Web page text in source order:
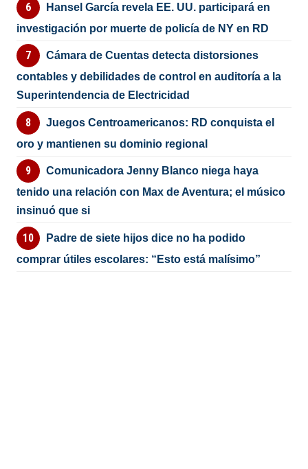
Hansel García revela EE. UU. participará en
investigación por muerte de policía de NY en RD
Cámara de Cuentas detecta distorsiones
contables y debilidades de control en auditoría a la
Superintendencia de Electricidad
Juegos Centroamericanos: RD conquista el
oro y mantienen su dominio regional
Comunicadora Jenny Blanco niega haya
tenido una relación con Max de Aventura; el músico
insinuó que si
Padre de siete hijos dice no ha podido
comprar útiles escolares: “Esto está malísimo”